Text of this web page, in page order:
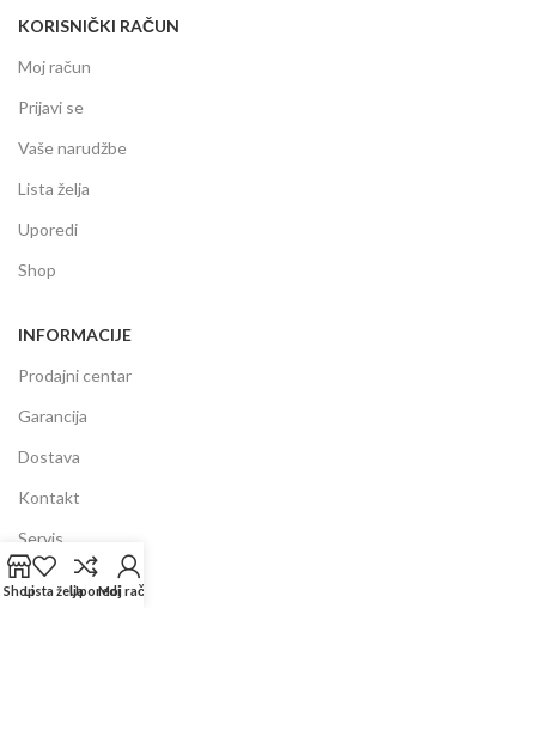
KORISNIČKI RAČUN
Moj račun
Prijavi se
Vaše narudžbe
Lista želja
Uporedi
Shop
INFORMACIJE
Prodajni centar
Garancija
Dostava
Kontakt
Servis
FAQ
ShopLista željaUporediMoj račun